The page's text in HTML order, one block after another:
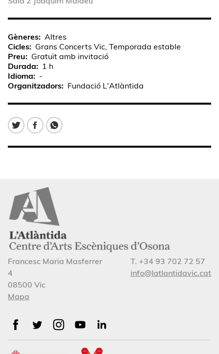
Gèneres
Altres
Cicles
Grans Concerts Vic, Temporada estable
Preu
Gratuït amb invitació
Durada
1 h
Idioma
-
Organitzadors
Fundació L'Atlàntida
Francesc Maria Masferrer
4
08500 Vic
Mapa
T. +34 93 702 72 57
info@latlantidavic.cat